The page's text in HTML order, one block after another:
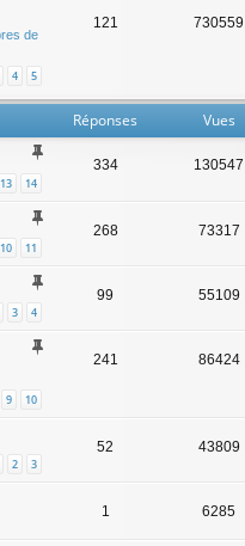
de
4 5
121 730559
Réponses Vues
13 14
334 130547
10 11
268 73317
3 4
99 55109
9 10
241 86424
2 3
52 43809
1 6285